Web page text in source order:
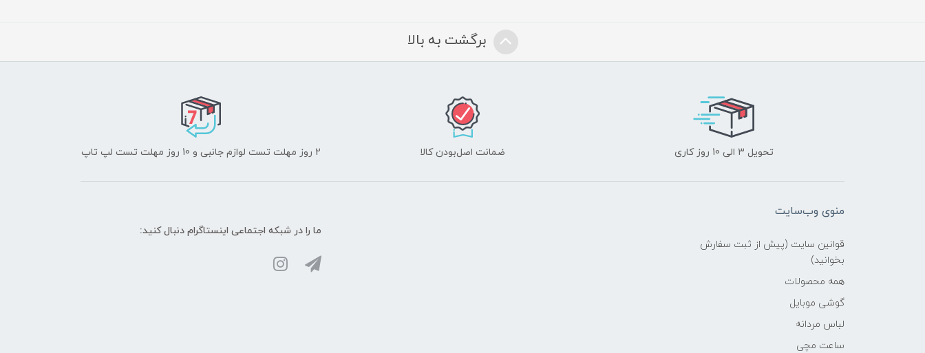
برگشت به بالا
تحویل 3 الی 10 روز کاری ضمانت اصل‌بودن کالا 2 روز مهلت تست لوازم جانبی و 10 روز مهلت تست لپ تاپ
منوی وب‌سایت
قوانین سایت (پیش از ثبت سفارش
بخوانید)
همه محصولات
گوشی موبایل
لباس مردانه
ساعت مچی
ما را در شبکه‌ اجتماعی اینستاگرام دنبال کنید: